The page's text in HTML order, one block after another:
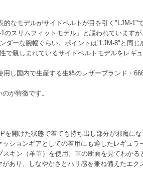
なモデルがサイドベルトが目を引く"LJM-1"
スリムフィットモデル』と謳われています
ーな腕幅ぐらい。ポイントは"LJM-8"と同じ
親しまれているサイドベルトモデルをレギ
し国内で生産する生粋のレザーブランド・
が特徴です。
開けた状態で着ても持ち出し部分が邪魔に
ションギアとしての着用にも適したレギュラ
キン（羊革）を使用。革の断面を見てわか
あり、しなやかさとハリ感を兼ね備えたエ